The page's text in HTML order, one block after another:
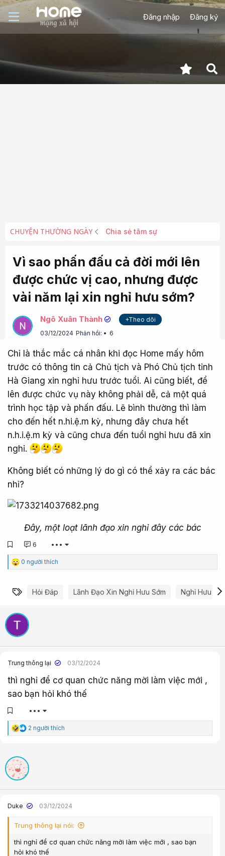
Đăng nhập Đăng ký
CHUYỆN THƯỜNG NGÀY Chia sẻ tâm sự
Vì sao phấn đấu cả đời mới lên
được chức vị cao, nhưng được
vài năm lại xin nghỉ hưu sớm?
Ngô Xuân Thành
+Theo dõi
03/12/2024 Phản hồi: 6
Chỉ là thắc mắc cá nhân khi đọc Home mấy hôm
trước có thông tin cả Chủ tịch và Phó Chủ tịch tỉnh
Hà Giang xin nghỉ hưu trước tuổi. Ai cũng biết, để
lên được chức vụ này không phải dễ, cả một quá
trình học tập và phấn đấu. Lẽ bình thường thì làm
cho đến hết n.hi.ệ.m kỳ, nhưng đây chưa hết
n.h.i.ệ.m kỳ và cũng chưa đến tuổi nghỉ hưu đã xin
nghỉ.
Không biết có những lý do gì có thể xảy ra các bác
nhỉ?
Đây, một loạt lãnh đạo xin nghỉ đây các bác
6 •••
C
ả
ú
0 người thích
Từ khóa
Hỏi Đáp Lãnh Đạo Xin Nghỉ Hưu Sớm Nghỉ Hưu
Trung thông lại 03/12/2024
thì nghỉ để cơ quan chức năng mời làm việc mới ,
sao bạn hỏi khó thế
•••
C
ả
c
:
2 người thích
Duke 03/12/2024
Trung thông lại nói:
thì nghỉ để cơ quan chức năng mời làm việc mới , sao bạn
hỏi khó thế